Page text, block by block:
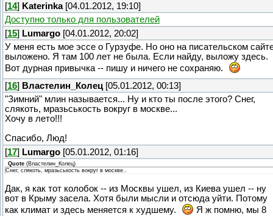
[14] Katerinka[04.01.2012, 19:10]
Доступно только для пользователей
[15] Lumargo [04.01.2012, 20:02]
У меня есть мое эссе о Гурзуфе. Но оно на писательском
выложено. Я там 100 лет не была. Если найду, выложу здесь.
Вот дурная привычка -- пишу и ничего не сохраняю.
[16] Властелин_Колец [05.01.2012, 00:13]
"Зимний" млин называется... Ну и кто ты после этого? Снег,
слякоть, мразьськость вокруг в москве...
Хочу в лето!!!
Спасибо, Люд!
[17] Lumargo [05.01.2012, 01:16]
Quote (Властелин_Колец)
Снег, слякоть, мразьськость вокруг в москве..
Дак, я как тот колобок -- из Москвы ушел, из Киева ушел -- ну
вот в Крыму засела. Хотя были мысли и отсюда уйти. Потому
как климат и здесь меняется к худшему.
Я ж помню, мы 8